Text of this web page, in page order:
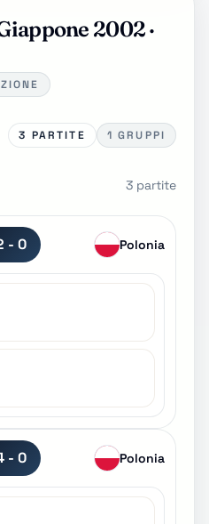
2002 ·
3 PARTITE 1 GRUPPI
3 partite
- 0 Polonia
- 0 Polonia